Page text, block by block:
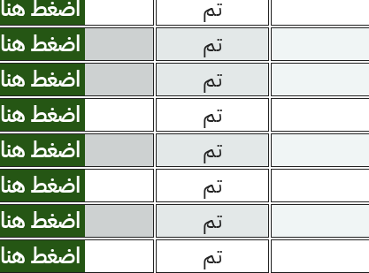
تم
اضغط هنا
تم
اضغط هنا
تم
اضغط هنا
تم
اضغط هنا
تم
اضغط هنا
تم
اضغط هنا
تم
اضغط هنا
تم
اضغط هنا